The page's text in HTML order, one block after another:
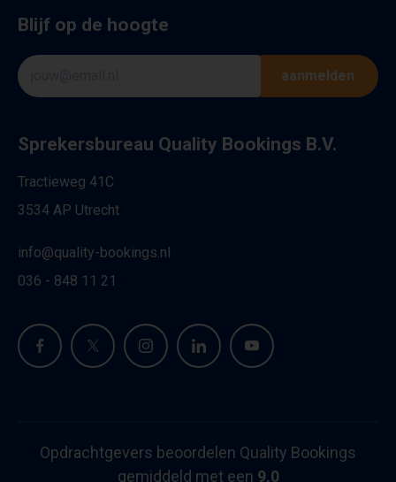
Blijf op de hoogte
aanmelden
Sprekersbureau Quality Bookings B.V.
Tractieweg 41C
3534 AP Utrecht
info@quality-bookings.nl
036 - 848 11 21
Opdrachtgevers beoordelen Quality Bookings
gemiddeld met een 9,0